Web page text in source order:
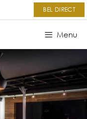
BEL DIRECT
Menu